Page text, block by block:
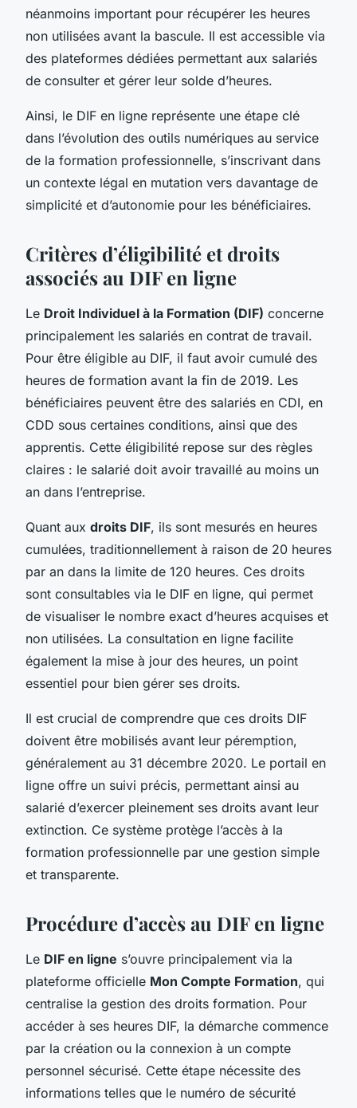
néanmoins important pour récupérer les heures
non utilisées avant la bascule. Il est accessible via
des plateformes dédiées permettant aux salariés
de consulter et gérer leur solde d’heures.
Ainsi, le DIF en ligne représente une étape clé
dans l’évolution des outils numériques au service
de la formation professionnelle, s’inscrivant dans
un contexte légal en mutation vers davantage de
simplicité et d’autonomie pour les bénéficiaires.
Critères d’éligibilité et droits
associés au DIF en ligne
Le Droit Individuel à la Formation (DIF) concerne
principalement les salariés en contrat de travail.
Pour être éligible au DIF, il faut avoir cumulé des
heures de formation avant la fin de 2019. Les
bénéficiaires peuvent être des salariés en CDI, en
CDD sous certaines conditions, ainsi que des
apprentis. Cette éligibilité repose sur des règles
claires : le salarié doit avoir travaillé au moins un
an dans l’entreprise.
Quant aux droits DIF, ils sont mesurés en heures
cumulées, traditionnellement à raison de 20 heures
par an dans la limite de 120 heures. Ces droits
sont consultables via le DIF en ligne, qui permet
de visualiser le nombre exact d’heures acquises et
non utilisées. La consultation en ligne facilite
également la mise à jour des heures, un point
essentiel pour bien gérer ses droits.
Il est crucial de comprendre que ces droits DIF
doivent être mobilisés avant leur péremption,
généralement au 31 décembre 2020. Le portail en
ligne offre un suivi précis, permettant ainsi au
salarié d’exercer pleinement ses droits avant leur
extinction. Ce système protège l’accès à la
formation professionnelle par une gestion simple
et transparente.
Procédure d’accès au DIF en ligne
Le DIF en ligne s’ouvre principalement via la
plateforme officielle Mon Compte Formation, qui
centralise la gestion des droits formation. Pour
accéder à ses heures DIF, la démarche commence
par la création ou la connexion à un compte
personnel sécurisé. Cette étape nécessite des
informations telles que le numéro de sécurité